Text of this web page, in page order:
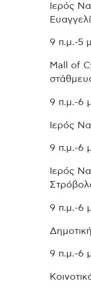
Ιερός
9 π.μ.-5
Mall of
9 π.μ.-6
Ιερός
9 π.μ.-6
Ιερός
9 π.μ.-6
9 π.μ.-6